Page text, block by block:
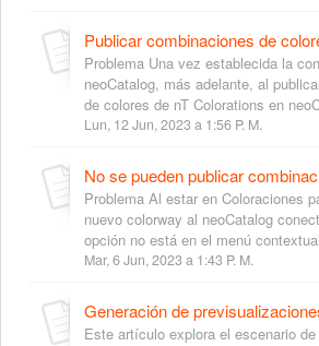
Problema Una vez establecida la
neoCatalog, más adelante, al
de colores de nT Colorations en
Lun, 12 Jun, 2023 a 1:56 P. M.
Problema Al estar en Coloraciones
nuevo colorway al neoCatalog
opción no está en el menú
Mar, 6 Jun, 2023 a 1:43 P. M.
Este artículo explora el escenario de